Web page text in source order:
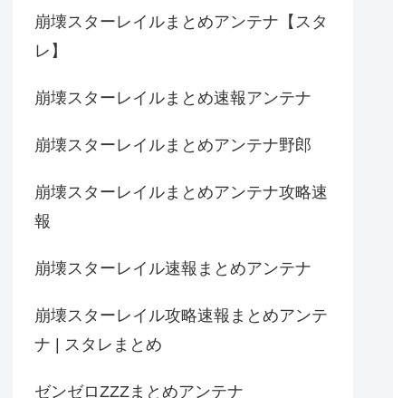
崩壊スターレイルまとめアンテナ【スタ
レ】
崩壊スターレイルまとめ速報アンテナ
崩壊スターレイルまとめアンテナ野郎
崩壊スターレイルまとめアンテナ攻略速
報
崩壊スターレイル速報まとめアンテナ
崩壊スターレイル攻略速報まとめアンテ
ナ | スタレまとめ
ゼンゼロZZZまとめアンテナ